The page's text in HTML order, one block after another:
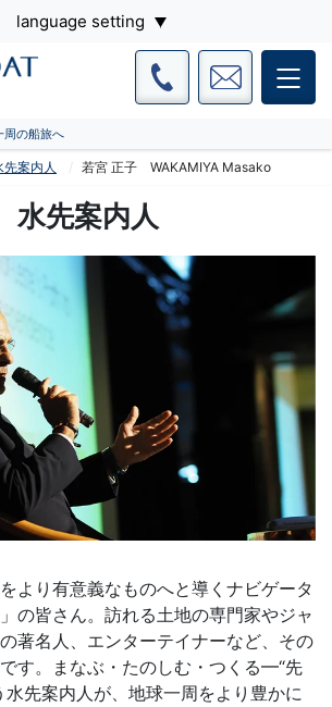
language setting
周の船旅へ
先案内人 若宮 正子 WAKAMIYA Masako
水先案内人
より有意義なものへと導くナビゲータ
の皆さん。訪れる土地の専門家やジャ
著名人、エンターテイナーなど、その
す。まなぶ・たのしむ・つくる━“先
水先案内人が、地球一周をより豊かに